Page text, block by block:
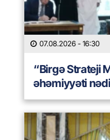
07.08.2026 - 16:30
“Birgə Strateji
əhəmiyyəti